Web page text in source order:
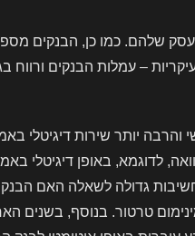
שלהם. כמו כן, הבנקים
– עמלות הבנקים ורווח
יותר שירות דיגיטלי
לדוגמא, באופן דיגיטלי
גדולה לשאלה האם
טרטור. בנוסף, בשנים